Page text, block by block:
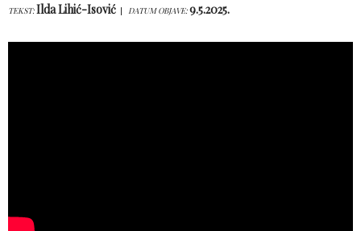
TEKST:Ilda Lihić-Isović DATUM OBJAVE:9.5.2025.